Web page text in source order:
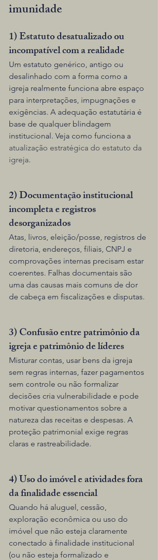
imunidade
1) Estatuto desatualizado ou
incompatível com a realidade
Um estatuto genérico, antigo ou
desalinhado com a forma como a
igreja realmente funciona abre espaço
para interpretações, impugnações e
exigências. A adequação estatutária é
base de qualquer blindagem
institucional. Veja como funciona a
atualização estratégica do estatuto da
igreja.
2) Documentação institucional
incompleta e registros
desorganizados
Atas, livros, eleição/posse, registros de
diretoria, endereços, filiais, CNPJ e
comprovações internas precisam estar
coerentes. Falhas documentais são
uma das causas mais comuns de dor
de cabeça em fiscalizações e disputas.
3) Confusão entre patrimônio da
igreja e patrimônio de líderes
Misturar contas, usar bens da igreja
sem regras internas, fazer pagamentos
sem controle ou não formalizar
decisões cria vulnerabilidade e pode
motivar questionamentos sobre a
natureza das receitas e despesas. A
proteção patrimonial exige regras
claras e rastreabilidade.
4) Uso do imóvel e atividades fora
da finalidade essencial
Quando há aluguel, cessão,
exploração econômica ou uso do
imóvel que não esteja claramente
conectado à finalidade institucional
(ou não esteja formalizado e